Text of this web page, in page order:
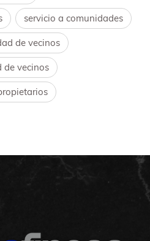
servicio a comunidades
de vecinos
de vecinos